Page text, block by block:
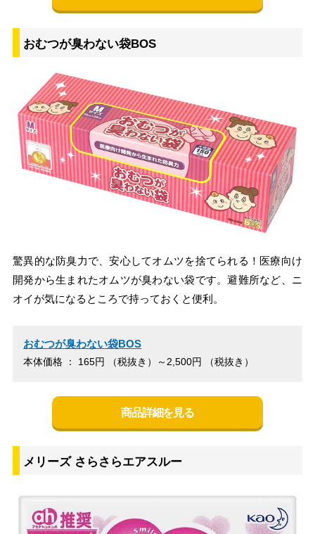
おむつが臭わない袋BOS
驚異的な防臭力で、安心してオムツを捨てられる！医療向け
開発から生まれたオムツが臭わない袋です。避難所など、ニ
オイが気になるところで持っておくと便利。
おむつが臭わない袋BOS
本体価格 ： 165円 （税抜き）～2,500円 （税抜き）
商品詳細を見る
メリーズ さらさらエアスルー